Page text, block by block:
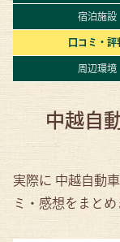
宿泊施設
口コミ・評
周辺環境
中越自
実際に 中越自動
ミ・感想をまと